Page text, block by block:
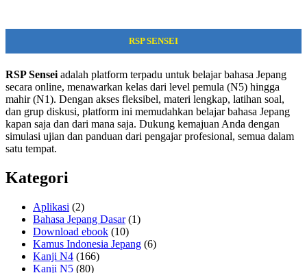
RSP SENSEI
RSP Sensei adalah platform terpadu untuk belajar bahasa Jepang
secara online, menawarkan kelas dari level pemula (N5) hingga
mahir (N1). Dengan akses fleksibel, materi lengkap, latihan soal,
dan grup diskusi, platform ini memudahkan belajar bahasa Jepang
kapan saja dan dari mana saja. Dukung kemajuan Anda dengan
simulasi ujian dan panduan dari pengajar profesional, semua dalam
satu tempat.
Kategori
Aplikasi (2)
Bahasa Jepang Dasar(1)
Download ebook (10)
Kamus Indonesia Jepang (6)
Kanji N4 (166)
Kanji N5 (80)